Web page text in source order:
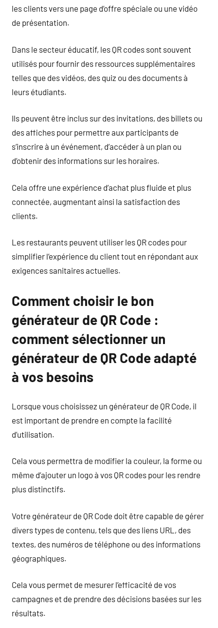
les clients vers une page d’offre spéciale ou une vidéo
de présentation.
Dans le secteur éducatif, les QR codes sont souvent
utilisés pour fournir des ressources supplémentaires
telles que des vidéos, des quiz ou des documents à
leurs étudiants.
Ils peuvent être inclus sur des invitations, des billets ou
des affiches pour permettre aux participants de
s’inscrire à un événement, d’accéder à un plan ou
d’obtenir des informations sur les horaires.
Cela offre une expérience d’achat plus fluide et plus
connectée, augmentant ainsi la satisfaction des
clients.
Les restaurants peuvent utiliser les QR codes pour
simplifier l’expérience du client tout en répondant aux
exigences sanitaires actuelles.
Comment choisir le bon
générateur de QR Code :
comment sélectionner un
générateur de QR Code adapté
à vos besoins
Lorsque vous choisissez un générateur de QR Code, il
est important de prendre en compte la facilité
d’utilisation.
Cela vous permettra de modifier la couleur, la forme ou
même d’ajouter un logo à vos QR codes pour les rendre
plus distinctifs.
Votre générateur de QR Code doit être capable de gérer
divers types de contenu, tels que des liens URL, des
textes, des numéros de téléphone ou des informations
géographiques.
Cela vous permet de mesurer l’efficacité de vos
campagnes et de prendre des décisions basées sur les
résultats.